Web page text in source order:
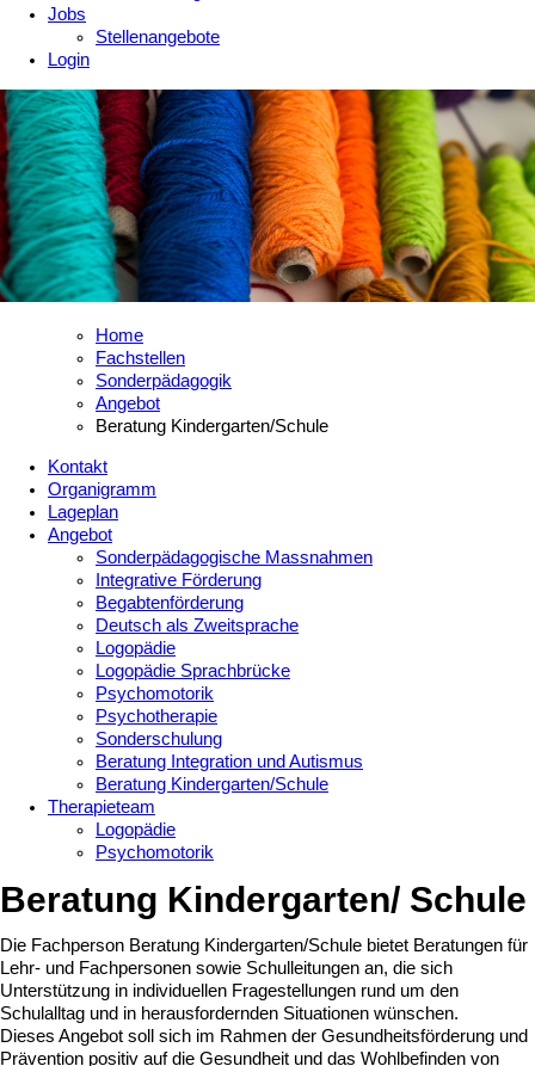
Jobs
Stellenangebote
Login
Home
Fachstellen
Sonderpädagogik
Angebot
Beratung Kindergarten/Schule
Kontakt
Organigramm
Lageplan
Angebot
Sonderpädagogische Massnahmen
Integrative Förderung
Begabtenförderung
Deutsch als Zweitsprache
Logopädie
Logopädie Sprachbrücke
Psychomotorik
Psychotherapie
Sonderschulung
Beratung Integration und Autismus
Beratung Kindergarten/Schule
Therapieteam
Logopädie
Psychomotorik
Beratung Kindergarten/ Schule
Die Fachperson Beratung Kindergarten/Schule bietet Beratungen für
Lehr- und Fachpersonen sowie Schulleitungen an, die sich
Unterstützung in individuellen Fragestellungen rund um den
Schulalltag und in herausfordernden Situationen wünschen.
Dieses Angebot soll sich im Rahmen der Gesundheitsförderung und
Prävention positiv auf die Gesundheit und das Wohlbefinden von